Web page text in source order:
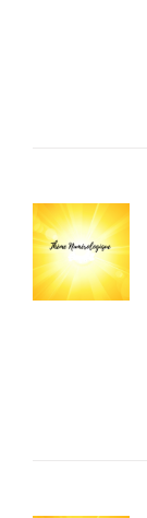
AJOUTER
AU
PANIER
/
DÉTAILS